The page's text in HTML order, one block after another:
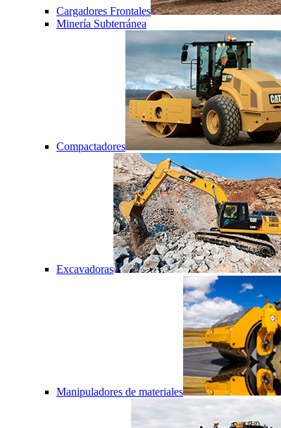
Cargadores Frontales
Minería Subterránea
Compactadores
Excavadoras
Manipuladores de materiales